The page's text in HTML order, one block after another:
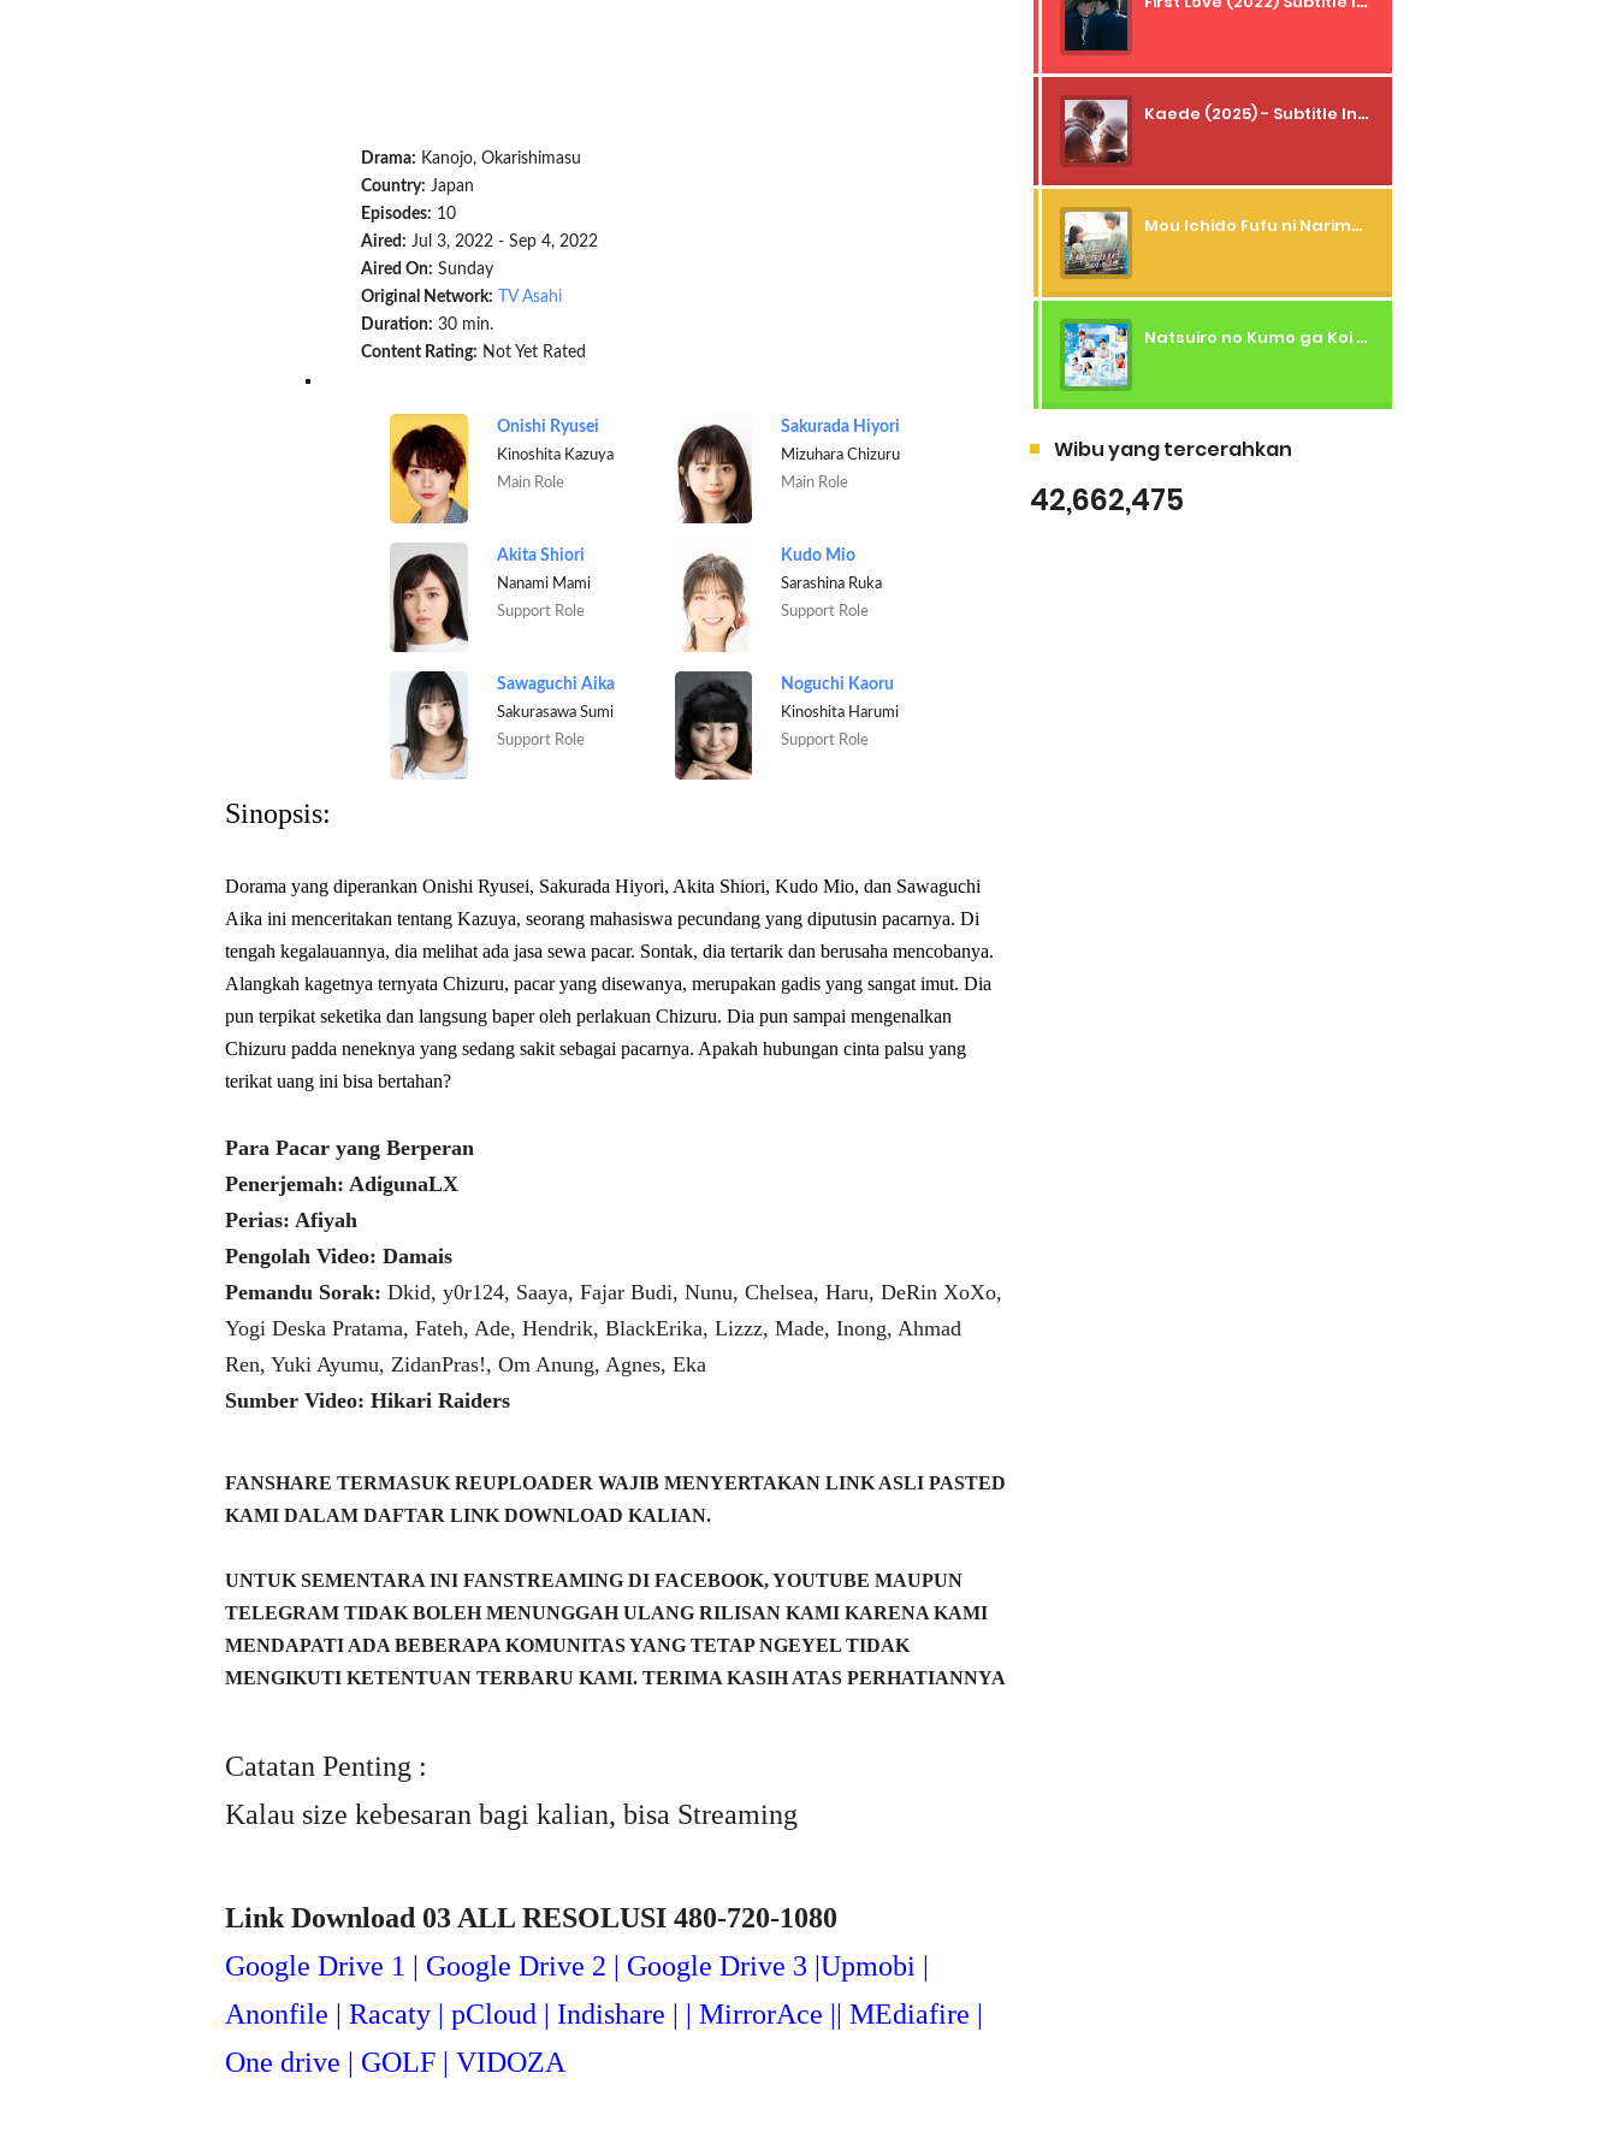
Drama: Kanojo, Okarishimasu
Country: Japan
Episodes: 10
Aired: Jul 3, 2022 - Sep 4, 2022
Aired On: Sunday
Original Network:
TV Asahi
Duration: 30 min.
Content Rating: Not Yet Rated
Onishi Ryusei
Kinoshita Kazuya
Main Role
Sakurada Hiyori
Mizuhara Chizuru
Main Role
Akita Shiori
Nanami Mami
Support Role
Kudo Mio
Sarashina Ruka
Support Role
Sawaguchi Aika
Sakurasawa Sumi
Support Role
Noguchi Kaoru
Kinoshita Harumi
Support Role
Sinopsis:
Dorama yang diperankan Onishi Ryusei, Sakurada Hiyori, Akita Shiori, Kudo Mio, dan Sawaguchi
Aika ini menceritakan tentang Kazuya, seorang mahasiswa pecundang yang diputusin pacarnya. Di
tengah kegalauannya, dia melihat ada jasa sewa pacar. Sontak, dia tertarik dan berusaha mencobanya.
Alangkah kagetnya ternyata Chizuru, pacar yang disewanya, merupakan gadis yang sangat imut. Dia
pun terpikat seketika dan langsung baper oleh perlakuan Chizuru. Dia pun sampai mengenalkan
Chizuru padda neneknya yang sedang sakit sebagai pacarnya. Apakah hubungan cinta palsu yang
terikat uang ini bisa bertahan?
Para Pacar yang Berperan
Penerjemah: AdigunaLX
Perias: Afiyah
Pengolah Video: Damais
Pemandu Sorak: Dkid, y0r124, Saaya, Fajar Budi, Nunu, Chelsea, Haru, DeRin XoXo,
Yogi Deska Pratama, Fateh, Ade, Hendrik, BlackErika, Lizzz, Made, Inong, Ahmad
Ren, Yuki Ayumu, ZidanPras!, Om Anung, Agnes, Eka
Sumber Video: Hikari Raiders
FANSHARE TERMASUK REUPLOADER WAJIB MENYERTAKAN LINK ASLI PASTED
KAMI DALAM DAFTAR LINK DOWNLOAD KALIAN.
UNTUK SEMENTARA INI FANSTREAMING DI FACEBOOK, YOUTUBE MAUPUN
TELEGRAM TIDAK BOLEH MENUNGGAH ULANG RILISAN KAMI KARENA KAMI
MENDAPATI ADA BEBERAPA KOMUNITAS YANG TETAP NGEYEL TIDAK
MENGIKUTI KETENTUAN TERBARU KAMI. TERIMA KASIH ATAS PERHATIANNYA
Catatan Penting :
Kalau size kebesaran bagi kalian, bisa Streaming
Link Download 03 ALL RESOLUSI 480-720-1080
Google Drive 1 | Google Drive 2 | Google Drive 3 |Upmobi |
Anonfile | Racaty | pCloud | Indishare | | MirrorAce || MEdiafire |
One drive | GOLF | VIDOZA
Kaede (2025) - Subtitle Indonesia
Mou Ichido Fufu ni Narimasu ka? (2026) - 01 Subtitle Indonesia
Natsuiro no Kumo ga Koi to Arashi wo Makiokosu (2026) - 01 Subtitle Indonesia
Wibu yang tercerahkan
42,662,475